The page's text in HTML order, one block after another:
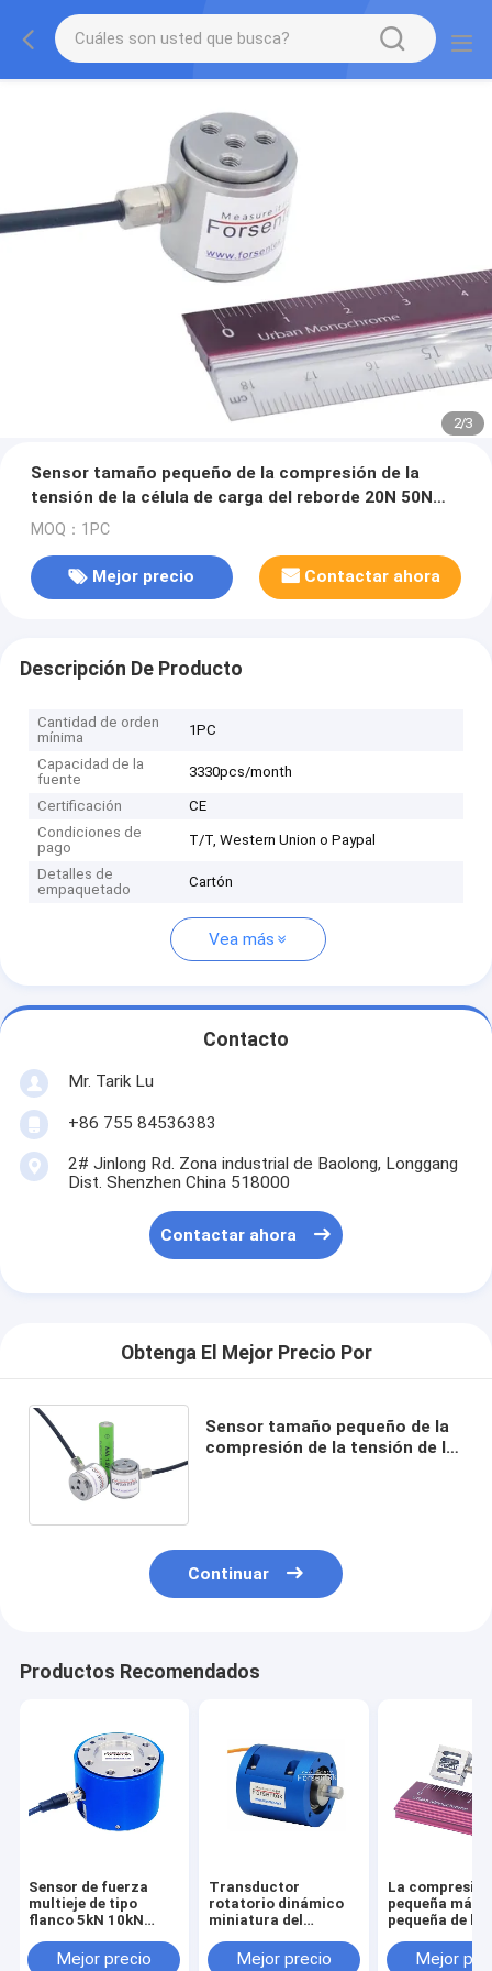
2/3
Sensor tamaño pequeño de la compresión de la
tensión de la célula de carga del reborde 20N 50N
100N 200N 500N 1kN 2kN
MOQ：1PC
Mejor precio Contactar ahora
Descripción De Producto
Cantidad de orden
mínima
1PC
Capacidad de la
fuente
3330pcs/month
Certificación
CE
Condiciones de
pago
T/T, Western Union o Paypal
Detalles de
empaquetado
Cartón
Vea más
Contacto
Mr. Tarik Lu
+86 755 84536383
2# Jinlong Rd. Zona industrial de Baolong, Longgang
Dist. Shenzhen China 518000
Contactar ahora
Obtenga El Mejor Precio Por
Sensor tamaño pequeño de la
compresión de la tensión de la
Continuar
Productos Recomendados
Sensor de fuerza
multieje de tipo
flanco 5kN 10kN
100kN Célula de
Mejor precio
Transductor
rotatorio dinámico
miniatura del
del sensor 1NM 2NM
Mejor precio
La
pequeña más
pequeña de la
la fuerza del
Mejor